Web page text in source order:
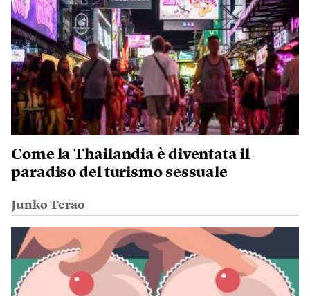
Come la Thailandia è diventata il
paradiso del turismo sessuale
Junko Terao